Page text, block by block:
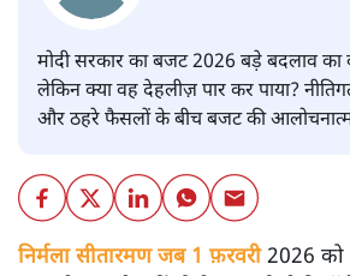
मोदी सरकार का बजट 2026 बड़े बदलाव का
लेकिन क्या वह देहलीज़ पार कर पाया?
और ठहरे फैसलों के बीच बजट की
निर्मला सीतारमण जब 1 फ़रवरी2026 को